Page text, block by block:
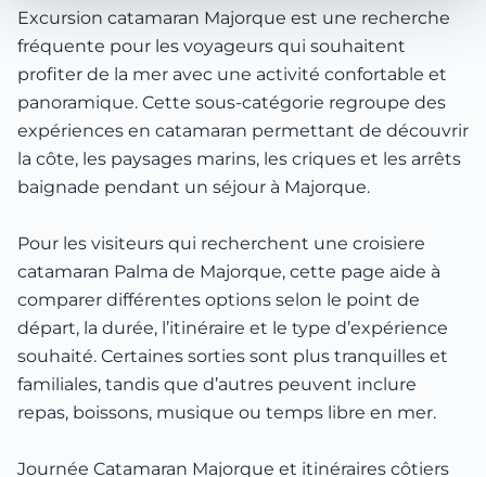
Excursion catamaran Majorque est une recherche
fréquente pour les voyageurs qui souhaitent
profiter de la mer avec une activité confortable et
panoramique. Cette sous-catégorie regroupe des
expériences en catamaran permettant de découvrir
la côte, les paysages marins, les criques et les arrêts
baignade pendant un séjour à Majorque.
Pour les visiteurs qui recherchent une croisiere
catamaran Palma de Majorque, cette page aide à
comparer différentes options selon le point de
départ, la durée, l’itinéraire et le type d’expérience
souhaité. Certaines sorties sont plus tranquilles et
familiales, tandis que d’autres peuvent inclure
repas, boissons, musique ou temps libre en mer.
Journée Catamaran Majorque et itinéraires côtiers